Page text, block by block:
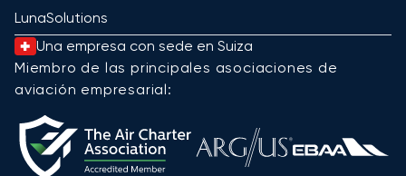
LunaSolutions
Una empresa con sede en Suiza
Miembro de las principales asociaciones de
aviación empresarial: